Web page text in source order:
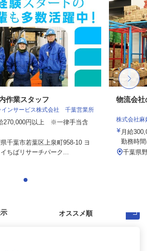
作業スタッフ
インサービス株式会社 千葉営業所
270,000円以上 ※一律手当含
千葉市若葉区上泉町958-10 ヨ
ちばリサーチパーク...
物流会社
株式会社麻
月給
勤務時
千葉県